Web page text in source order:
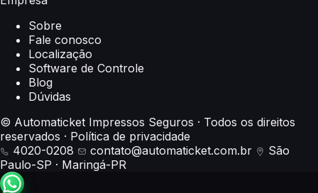
Sobre
Fale conosco
Localização
Software de Controle
Blog
Dúvidas
© Automaticket Impressos Seguros · Todos os direitos
reservados · Política de privacidade
4020-0208
contato@automaticket.com.br
São
Paulo-SP · Maringá-PR